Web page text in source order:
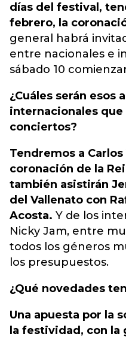
días del festival,
febrero, la
general habrá
entre nacionales e
sábado 10
¿Cuáles serán esos
internacionales que
conciertos?
Tendremos a
coronación de la
también asistirán
del Vallenato con
Acosta. Y de los
Nicky Jam, entre
todos los géneros
los presupuestos.
¿Qué novedades
Una apuesta por la
la festividad, con la